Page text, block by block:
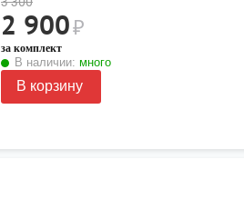
2 900₽
за комплект
В наличии: много
В корзину